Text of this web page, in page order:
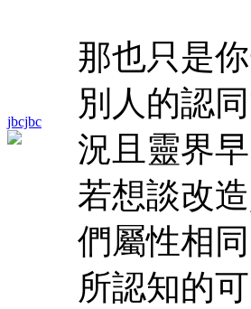
jbcjbc
那也只是
別人的認
況且靈界
若想談改
們屬性相
所認知的